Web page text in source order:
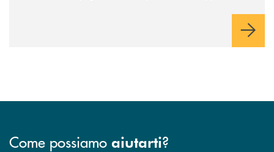
Come possiamo aiutarti?